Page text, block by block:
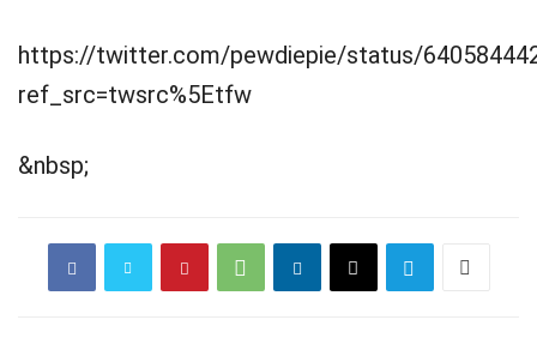
https://twitter.com/pewdiepie/status/
ref_src=twsrc%5Etfw
&nbsp;